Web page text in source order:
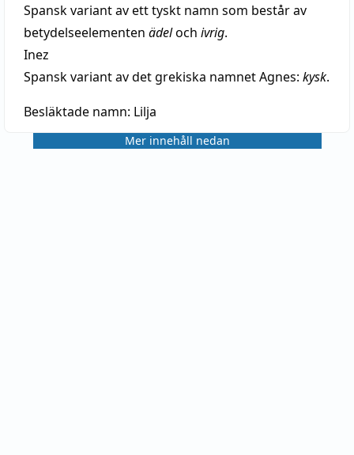
Spansk variant av ett tyskt namn som består av
betydelseelementen ädeloch ivrig.
Inez
Spansk variant av det grekiska namnet Agnes: kysk.
Besläktade namn: Lilja
Mer innehåll nedan